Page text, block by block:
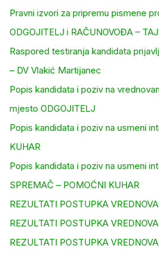
Pravni izvori za pripremu pismene
ODGOJITELJ i RAČUNOVOĐA –
Raspored testiranja kandidata
– DV Vlakić Martijanec
Popis kandidata i poziv na
mjesto ODGOJITELJ
Popis kandidata i poziv na usmeni
KUHAR
Popis kandidata i poziv na usmeni
SPREMAČ – POMOĆNI KUHAR
REZULTATI POSTUPKA
REZULTATI POSTUPKA
REZULTATI POSTUPKA